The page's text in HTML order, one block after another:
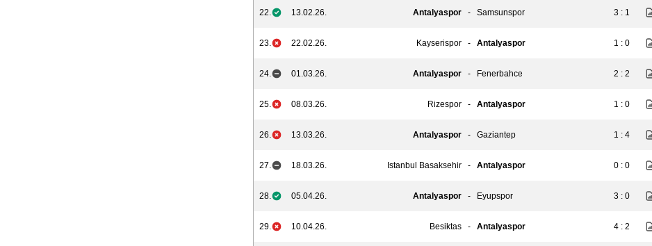
22. 13.02.26. Antalyaspor - Samsunspor 3 : 1
23. 22.02.26. Kayserispor - Antalyaspor 1 : 0
24. 01.03.26. Antalyaspor - Fenerbahce 2 : 2
25. 08.03.26. Rizespor - Antalyaspor 1 : 0
26. 13.03.26. Antalyaspor - Gaziantep 1 : 4
27. 18.03.26. Istanbul Basaksehir - Antalyaspor 0 : 0
28. 05.04.26. Antalyaspor - Eyupspor 3 : 0
29. 10.04.26. Besiktas - Antalyaspor 4 : 2